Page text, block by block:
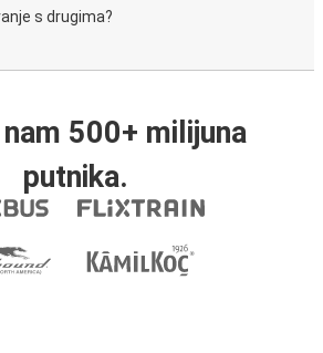
s drugima?
500+ milijuna
putnika.